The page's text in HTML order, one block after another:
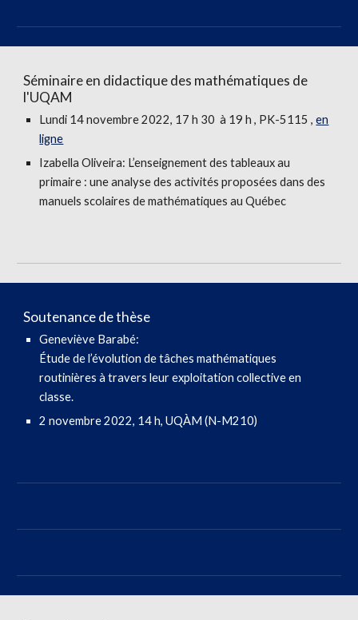
Séminaire en didactique des mathématiques de
l'UQAM
Lundi 14novembre2022, 17 h 30 à 19 h , PK-5115 ,en
ligne
Izabella Oliveira: L’enseignement des tableaux au
primaire : une analyse des activités proposées dans des
manuels scolaires de mathématiques au Québec
Soutenance de thèse
Geneviève Barabé:
Étude de l’évolution de tâches mathématiques
routinières à travers leur exploitation collective en
classe.
2 novembre 2022, 14 h, UQÀM (N-M210)